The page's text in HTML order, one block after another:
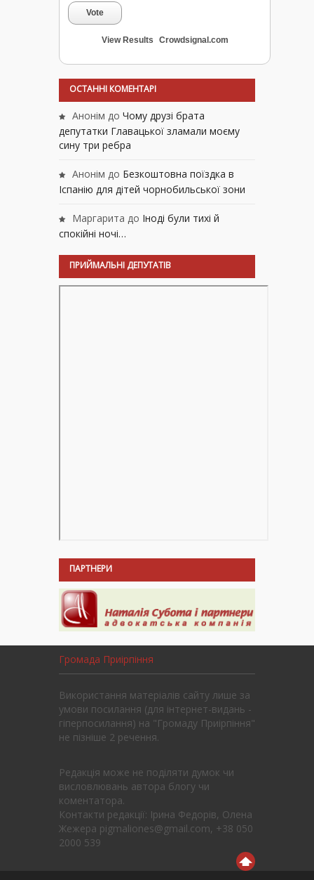
Vote
View Results Crowdsignal.com
ОСТАННІ КОМЕНТАРІ
Анонім до Чому друзі брата
депутатки Главацької зламали моєму
сину три ребра
Анонім до Безкоштовна поїздка в
Іспанію для дітей чорнобильської зони
Маргарита до Іноді були тихі й
спокійні ночі…
ПРИЙМАЛЬНІ ДЕПУТАТІВ
ПАРТНЕРИ
Громада Приірпіння
Використання матеріалів сайту лише за
умови посилання (для інтернет-видань -
гіперпосилання) на "Громаду Приірпіння"
не пізніше 2 речення.
Редакція може не поділяти думок чи
висловлювань автора блогу чи
коментатора.
Контакти редакції: Ірина Федорів, Олена
Жежера pigmaliones@gmail.com, +38 050
2000 539